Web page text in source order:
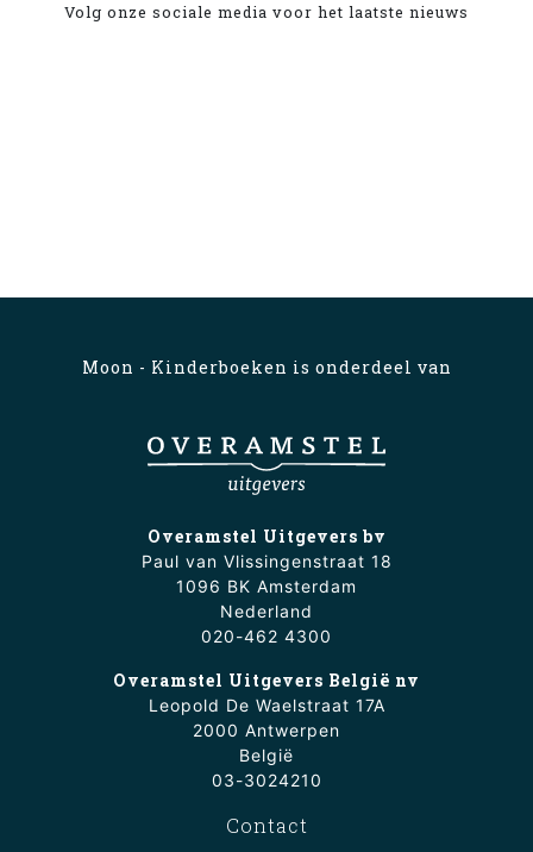
Volg onze sociale media voor het laatste nieuws
Moon - Kinderboeken is onderdeel van
Overamstel Uitgevers bv
Paul van Vlissingenstraat 18
1096 BK Amsterdam
Nederland
020-462 4300
Overamstel Uitgevers België nv
Leopold De Waelstraat 17A
2000 Antwerpen
België
03-3024210
Contact